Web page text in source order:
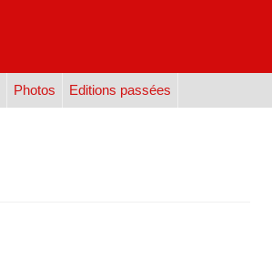
Photos Editions passées